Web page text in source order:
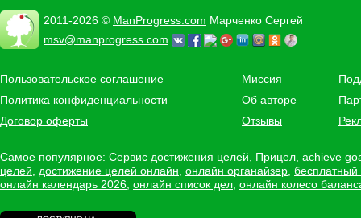
2011-2026 © ManProgress.com Марченко Сергей
msv@manprogress.com
Пользовательское соглашение
Политика конфиденциальности
Договор оферты
Миссия
Об авторе
Отзывы
Самое популярное: Сервис достижения целей Прицел achieve
целей
достижение целей онлайн онлайн органайзер
онлайн календарь 2026 онлайн список дел онлайн колесо